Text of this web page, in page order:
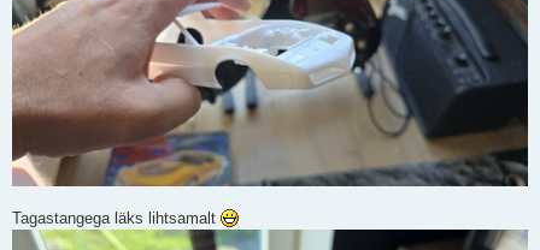
Tagastangega läks lihtsamalt